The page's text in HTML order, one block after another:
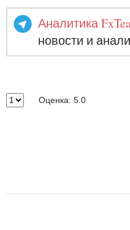
Аналитика
новости и
Оценка: 5.0